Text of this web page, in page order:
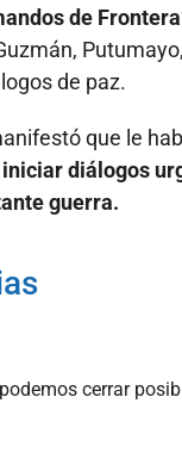
de
de paz.
que le
iniciar diálogos
guerra.
cerrar